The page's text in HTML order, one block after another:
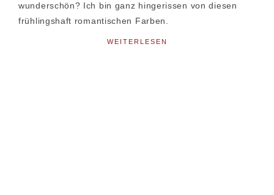
wunderschön? Ich bin ganz hingerissen von diesen
frühlingshaft romantischen Farben.
WEITERLESEN